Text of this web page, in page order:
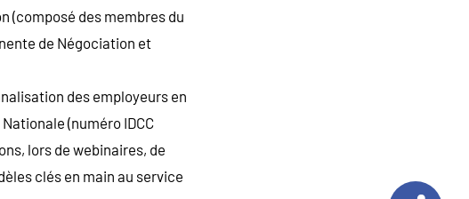
(composé des membres du
de Négociation et
des employeurs en
(numéro IDCC
lors de webinaires, de
clés en main au service